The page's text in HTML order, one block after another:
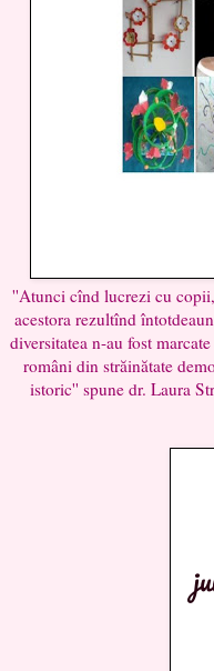
''Atunci cînd lucrezi cu
acestora rezultînd
diversitatea n-au fost
români din străinătate
istoric'' spune dr. Laura